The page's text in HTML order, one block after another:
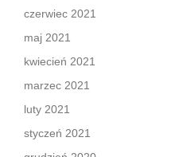
czerwiec 2021
maj 2021
kwiecień 2021
marzec 2021
luty 2021
styczeń 2021